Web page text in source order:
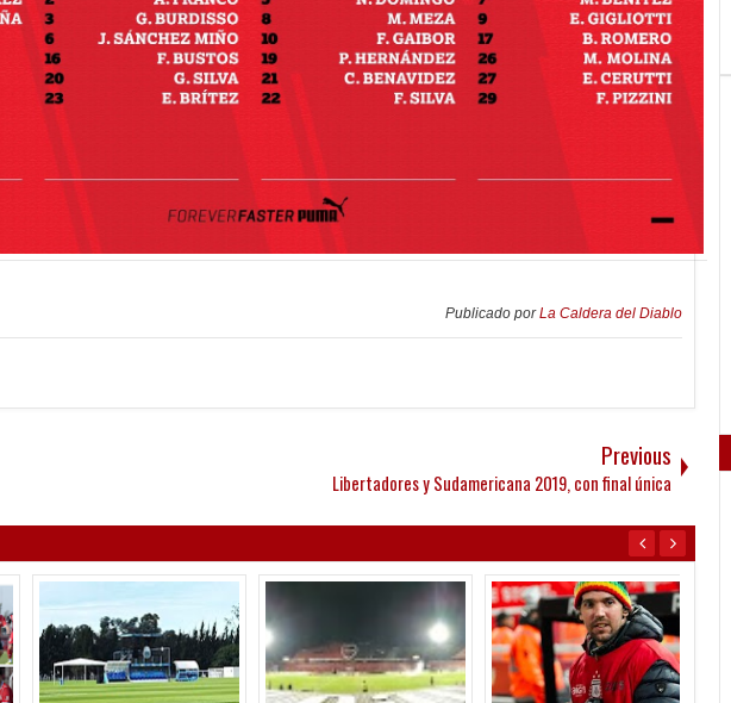
Publicado porLa Caldera del Diablo
Previous
Libertadores y Sudamericana 2019, con final única